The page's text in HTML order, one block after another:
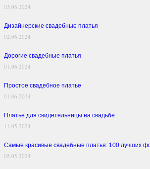
03.06.2024
Дизайнерские свадебные платья
02.06.2024
Дорогие свадебные платья
01.06.2024
Простое свадебное платье
01.06.2024
Платье для свидетельницы на свадьбе
11.05.2024
Самые красивые свадебные платья: 100 лучших
05.05.2024